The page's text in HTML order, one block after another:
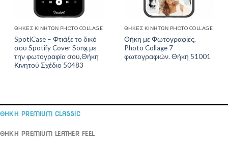
ΘΉΚΕΣ ΚΙΝΗΤΏΝ PHOTO COLLAGE
SpotiCase – Φτιάξε το δικό
σου Spotify Cover Song με
την φωτογραφία σου,Θήκη
Κινητού Σχέδιο 50483
ΘΉΚΕΣ ΚΙΝΗΤΏΝ PHOTO COLLAGE
Θήκη με Φωτογραφίες,
Photo Collage 7
φωτογραφιών. Θήκη 51001
ΘΗΚΗ PREMIUM CLASSIC
ΘΗΚΗ PREMIUM LEATHER FEEL